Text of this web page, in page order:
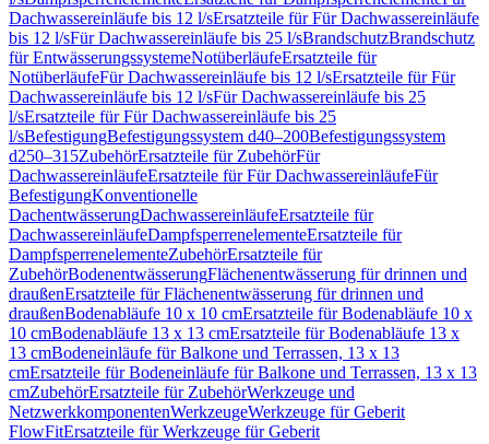
Dachwassereinläufe bis 12 l/sErsatzteile für Für Dachwassereinläufe
bis 12 l/sFür Dachwassereinläufe bis 25 l/sBrandschutzBrandschutz
für EntwässerungssystemeNotüberläufeErsatzteile für
NotüberläufeFür Dachwassereinläufe bis 12 l/sErsatzteile für Für
Dachwassereinläufe bis 12 l/sFür Dachwassereinläufe bis 25
l/sErsatzteile für Für Dachwassereinläufe bis 25
l/sBefestigungBefestigungssystem d40–200Befestigungssystem
d250–315ZubehörErsatzteile für ZubehörFür
DachwassereinläufeErsatzteile für Für DachwassereinläufeFür
BefestigungKonventionelle
DachentwässerungDachwassereinläufeErsatzteile für
DachwassereinläufeDampfsperrenelementeErsatzteile für
DampfsperrenelementeZubehörErsatzteile für
ZubehörBodenentwässerungFlächenentwässerung für drinnen und
draußenErsatzteile für Flächenentwässerung für drinnen und
draußenBodenabläufe 10 x 10 cmErsatzteile für Bodenabläufe 10 x
10 cmBodenabläufe 13 x 13 cmErsatzteile für Bodenabläufe 13 x
13 cmBodeneinläufe für Balkone und Terrassen, 13 x 13
cmErsatzteile für Bodeneinläufe für Balkone und Terrassen, 13 x 13
cmZubehörErsatzteile für ZubehörWerkzeuge und
NetzwerkkomponentenWerkzeugeWerkzeuge für Geberit
FlowFitErsatzteile für Werkzeuge für Geberit